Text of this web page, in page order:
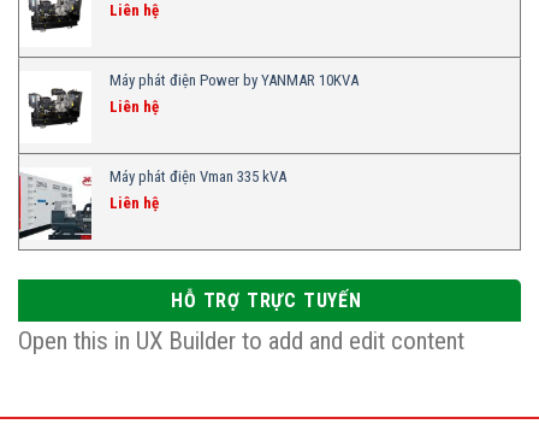
Liên hệ
Máy phát điện Power by YANMAR 10KVA
Liên hệ
Máy phát điện Vman 335 kVA
Liên hệ
HỖ TRỢ TRỰC TUYẾN
Open this in UX Builder to add and edit content